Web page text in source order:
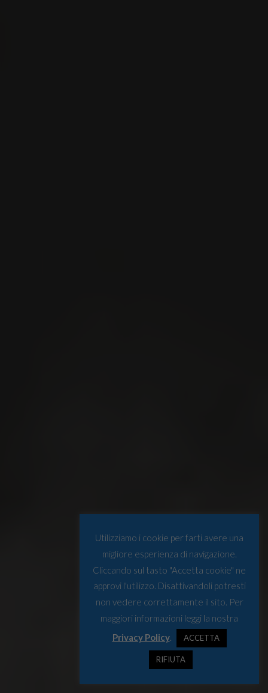
Utilizziamo i cookie per farti avere una
migliore esperienza di navigazione.
Cliccando sul tasto "Accetta cookie" ne
approvi l'utilizzo. Disattivandoli potresti
non vedere correttamente il sito. Per
maggiori informazioni leggi la nostra
Privacy Policy. ACCETTA
RIFIUTA